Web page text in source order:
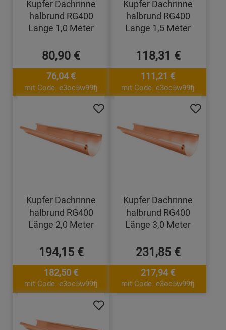
Kupfer Dachrinne
halbrund RG400
Länge 1,0 Meter
80,90 €
76,04 €
mit Code: e3oc5w99fj
Kupfer Dachrinne
halbrund RG400
Länge 1,5 Meter
118,31 €
111,21 €
mit Code: e3oc5w99fj
Kupfer Dachrinne
halbrund RG400
Länge 2,0 Meter
194,15 €
182,50 €
mit Code: e3oc5w99fj
Kupfer Dachrinne
halbrund RG400
Länge 3,0 Meter
231,85 €
217,94 €
mit Code: e3oc5w99fj